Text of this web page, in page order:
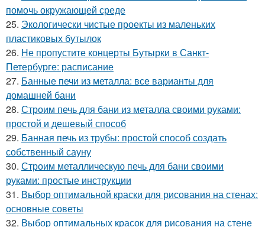
помочь окружающей среде
25. Экологически чистые проекты из маленьких
пластиковых бутылок
26. Не пропустите концерты Бутырки в Санкт-
Петербурге: расписание
27. Банные печи из металла: все варианты для
домашней бани
28. Строим печь для бани из металла своими руками:
простой и дешевый способ
29. Банная печь из трубы: простой способ создать
собственный сауну
30. Строим металлическую печь для бани своими
руками: простые инструкции
31. Выбор оптимальной краски для рисования на стенах:
основные советы
32. Выбор оптимальных красок для рисования на стене